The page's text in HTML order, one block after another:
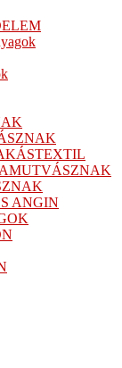
ANGIN